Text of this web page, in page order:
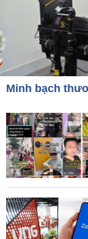
Minh bạch